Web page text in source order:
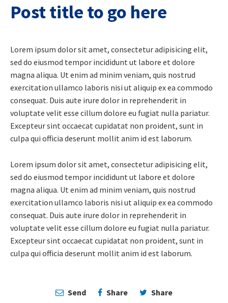
Post title to go here
Lorem ipsum dolor sit amet, consectetur adipisicing elit,
sed do eiusmod tempor incididunt ut labore et dolore
magna aliqua. Ut enim ad minim veniam, quis nostrud
exercitation ullamco laboris nisi ut aliquip ex ea commodo
consequat. Duis aute irure dolor in reprehenderit in
voluptate velit esse cillum dolore eu fugiat nulla pariatur.
Excepteur sint occaecat cupidatat non proident, sunt in
culpa qui officia deserunt mollit anim id est laborum.
Lorem ipsum dolor sit amet, consectetur adipisicing elit,
sed do eiusmod tempor incididunt ut labore et dolore
magna aliqua. Ut enim ad minim veniam, quis nostrud
exercitation ullamco laboris nisi ut aliquip ex ea commodo
consequat. Duis aute irure dolor in reprehenderit in
voluptate velit esse cillum dolore eu fugiat nulla pariatur.
Excepteur sint occaecat cupidatat non proident, sunt in
culpa qui officia deserunt mollit anim id est laborum.
Send Share Share